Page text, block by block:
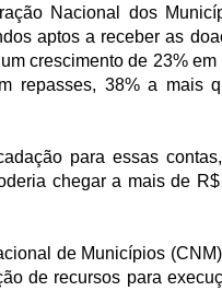
Nacional dos
aptos a receber as
crescimento de 23%
repasses, 38% a mais
para essas
chegar a mais de
de Municípios
de recursos para